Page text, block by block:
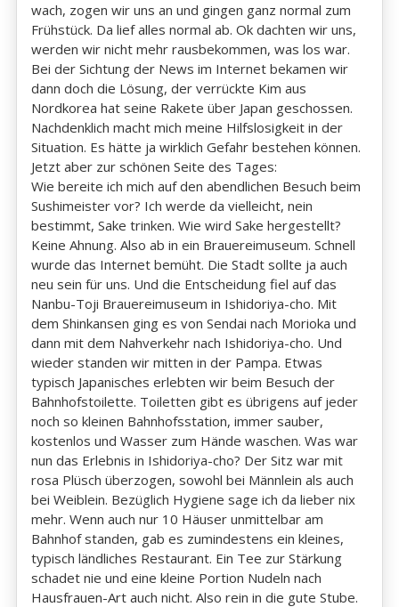
wach, zogen wir uns an und gingen ganz normal zum
Frühstück. Da lief alles normal ab. Ok dachten wir uns,
werden wir nicht mehr rausbekommen, was los war.
Bei der Sichtung der News im Internet bekamen wir
dann doch die Lösung, der verrückte Kim aus
Nordkorea hat seine Rakete über Japan geschossen.
Nachdenklich macht mich meine Hilfslosigkeit in der
Situation. Es hätte ja wirklich Gefahr bestehen können.
Jetzt aber zur schönen Seite des Tages:
Wie bereite ich mich auf den abendlichen Besuch beim
Sushimeister vor? Ich werde da vielleicht, nein
bestimmt, Sake trinken. Wie wird Sake hergestellt?
Keine Ahnung. Also ab in ein Brauereimuseum. Schnell
wurde das Internet bemüht. Die Stadt sollte ja auch
neu sein für uns. Und die Entscheidung fiel auf das
Nanbu-Toji Brauereimuseum in Ishidoriya-cho. Mit
dem Shinkansen ging es von Sendai nach Morioka und
dann mit dem Nahverkehr nach Ishidoriya-cho. Und
wieder standen wir mitten in der Pampa. Etwas
typisch Japanisches erlebten wir beim Besuch der
Bahnhofstoilette. Toiletten gibt es übrigens auf jeder
noch so kleinen Bahnhofsstation, immer sauber,
kostenlos und Wasser zum Hände waschen. Was war
nun das Erlebnis in Ishidoriya-cho? Der Sitz war mit
rosa Plüsch überzogen, sowohl bei Männlein als auch
bei Weiblein. Bezüglich Hygiene sage ich da lieber nix
mehr. Wenn auch nur 10 Häuser unmittelbar am
Bahnhof standen, gab es zumindestens ein kleines,
typisch ländliches Restaurant. Ein Tee zur Stärkung
schadet nie und eine kleine Portion Nudeln nach
Hausfrauen-Art auch nicht. Also rein in die gute Stube.